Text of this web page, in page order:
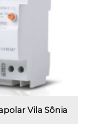
Vila Sônia